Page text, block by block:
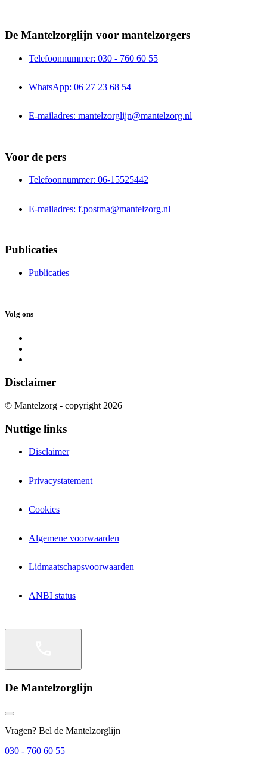
De Mantelzorglijn voor mantelzorgers
Telefoonnummer: 030 - 760 60 55
WhatsApp: 06 27 23 68 54
E-mailadres: mantelzorglijn@mantelzorg.nl
Voor de pers
Telefoonnummer: 06-15525442
E-mailadres: f.postma@mantelzorg.nl
Publicaties
Publicaties
Volg ons
Disclaimer
© Mantelzorg - copyright 2026
Nuttige links
Disclaimer
Privacystatement
Cookies
Algemene voorwaarden
Lidmaatschapsvoorwaarden
ANBI status
De Mantelzorglijn
Vragen? Bel de Mantelzorglijn
030 - 760 60 55